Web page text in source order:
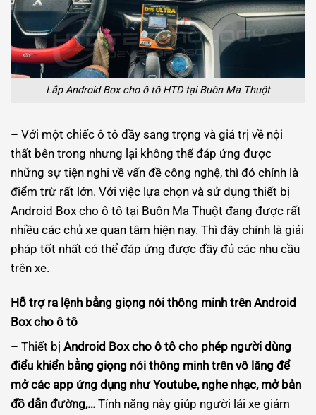
Lắp Android Box cho ô tô HTD tại Buôn Ma Thuột
– Với một chiếc ô tô đầy sang trọng và giá trị về nội
thất bên trong nhưng lại không thể đáp ứng được
những sự tiện nghi về vấn đề công nghệ, thì đó chính là
điểm trừ rất lớn. Với việc lựa chọn và sử dụng thiết bị
Android Box cho ô tô tại Buôn Ma Thuột đang được rất
nhiều các chủ xe quan tâm hiện nay. Thì đây chính là giải
pháp tốt nhất có thể đáp ứng được đầy đủ các nhu cầu
trên xe.
Hỗ trợ ra lệnh bằng giọng nói thông minh trên Android
Box cho ô tô
– Thiết bị Android Box cho ô tô cho phép người dùng
điểu khiển bằng giọng nói thông minh trên vô lăng để
mở các app ứng dụng như Youtube, nghe nhạc, mở bản
đồ dẫn đường,… Tính năng này giúp người lái xe giảm